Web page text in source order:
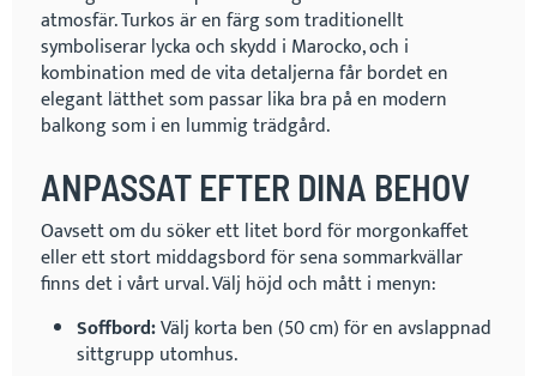
atmosfär. Turkos är en färg som traditionellt
symboliserar lycka och skydd i Marocko, och i
kombination med de vita detaljerna får bordet en
elegant lätthet som passar lika bra på en modern
balkong som i en lummig trädgård.
ANPASSAT EFTER DINA BEHOV
Oavsett om du söker ett litet bord för morgonkaffet
eller ett stort middagsbord för sena sommarkvällar
finns det i vårt urval. Välj höjd och mått i menyn:
Soffbord:Välj korta ben (50 cm) för en avslappnad
sittgrupp utomhus.